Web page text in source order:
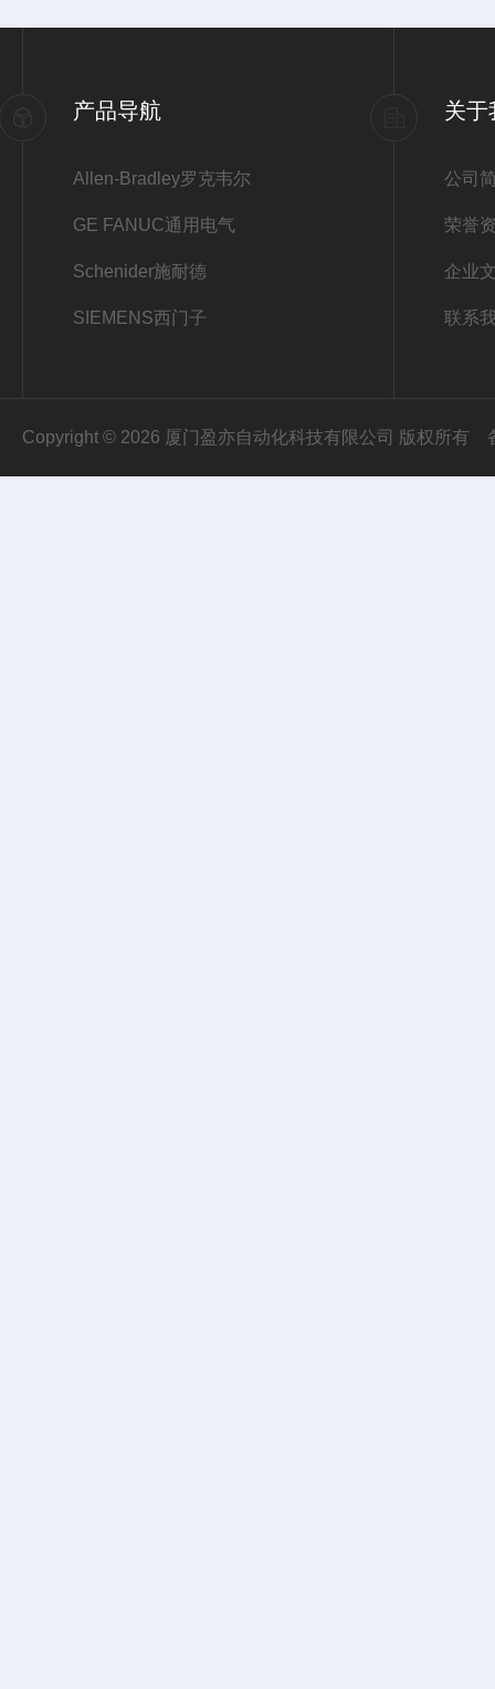
产品导航
Allen-Bradley罗克韦尔
GE FANUC通用电气
Schenider施耐德
SIEMENS西门子
关于
公司
荣誉
企业
联系
Copyright © 2026 厦门盈亦自动化科技有限公司 版权所有